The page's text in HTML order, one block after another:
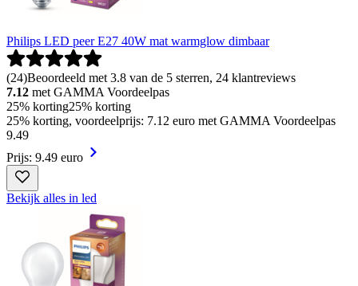
Philips LED peer E27 40W mat warmglow dimbaar
(24)Beoordeeld met 3.8 van de 5 sterren, 24 klantreviews
7.12 met GAMMA Voordeelpas
25% korting25% korting
25% korting, voordeelprijs: 7.12 euro met GAMMA Voordeelpas
9.49
Prijs: 9.49 euro
Bekijk alles in led